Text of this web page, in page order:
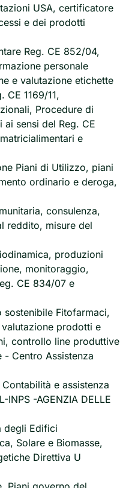
USA, certificatore
e dei prodotti
Reg. CE 852/04,
personale
e valutazione etichette
CE 1169/11,
Procedure di
sensi del Reg. CE
e
Piani di Utilizzo, piani
ordinario e deroga,
consulenza,
reddito, misure del
produzioni
monitoraggio,
CE 834/07 e
sostenibile Fitofarmaci,
prodotti e
controllo line produttive
- Centro Assistenza
e assistenza
-AGENZIA DELLE
degli Edifici
Solare e Biomasse,
Direttiva U